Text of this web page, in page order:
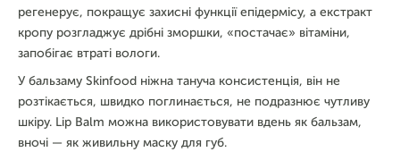
регенерує, покращує захисні функції епідермісу, а екстракт
кропу розгладжує дрібні зморшки, «постачає» вітаміни,
запобігає втраті вологи.
У бальзаму Skinfood ніжна тануча консистенція, він не
розтікається, швидко поглинається, не подразнює чутливу
шкіру. Lip Balm можна використовувати вдень як бальзам,
вночі — як живильну маску для губ.